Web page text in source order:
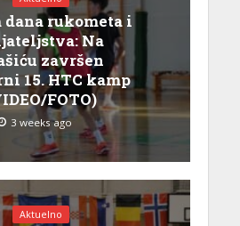
dana rukometa i
Na
završen
15. HTC kamp
FOTO)
3 weeks ago
Aktuelno